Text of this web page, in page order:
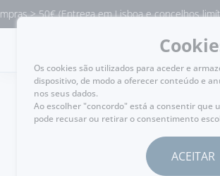
50€ (Entrega em Lisboa e concelhos
MENU
VOLTAR
Os cookies são utilizados para aceder e
dispositivo, de modo a oferecer conteúdo e
nos seus dados.
Ao escolher "concordo" está a consentir que
pode recusar ou retirar o consentimento
ACEITAR